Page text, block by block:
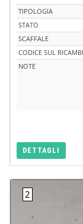
TIPOLOGIA
STATO
SCAFFALE
CODICE SUL
NOTE
DETTAGLI